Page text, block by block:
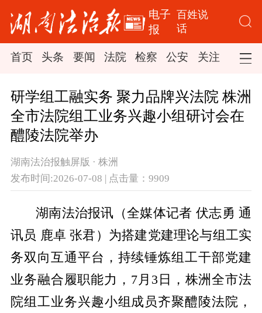
电子
报
百姓说
话
首页 头条 要闻 法院 检察 公安 关注 司法
研学组工融实务 聚力品牌兴法院 株洲
全市法院组工业务兴趣小组研讨会在
醴陵法院举办
湖南法治报触屏版 · 株洲
发布时间:2026-07-08 | 点击量：9909
湖南法治报讯 （全媒体记者 伏志勇通
讯员 鹿卓张君） 为搭建党建理论与组工实
务双向互通平台，持续锤炼组工干部党建
业务融合履职能力， 7月3日， 株洲全市法
院组工业务兴趣小组成员齐聚醴陵法院，